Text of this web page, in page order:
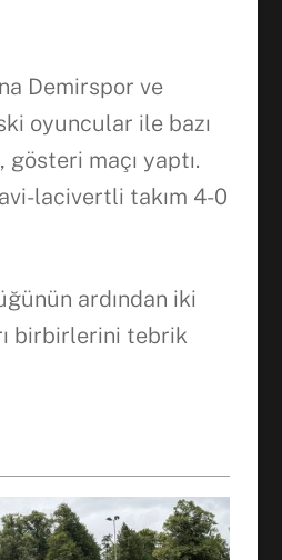
Demirspor ve
oyuncular ile bazı
maçı yaptı.
lacivertli takım 4-0
ardından iki
birbirlerini tebrik